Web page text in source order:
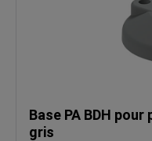
Base PA BDH
gris